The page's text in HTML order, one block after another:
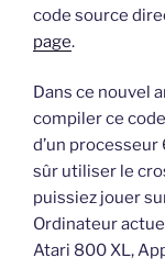
code source
page.
Dans ce nouvel
compiler ce
d’un
sûr utiliser le
puissiez jouer
Ordinateur
Atari 800 XL,